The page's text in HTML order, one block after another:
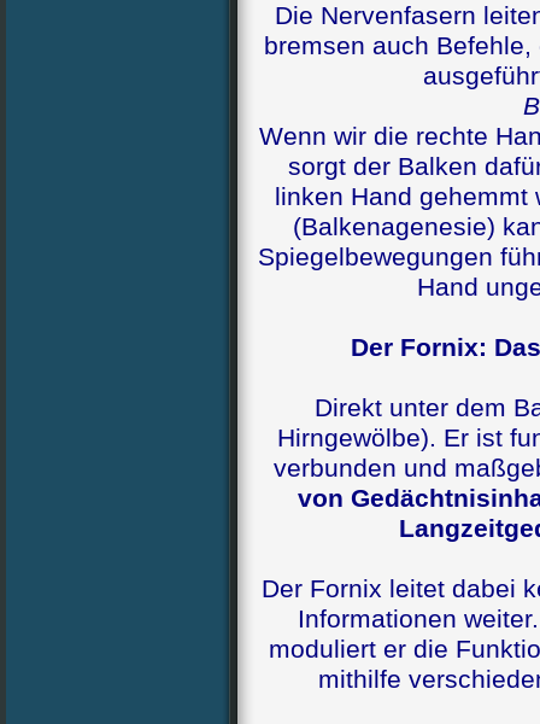
Die Nervenfasern
bremsen auch
Wenn wir die rechte
sorgt der Balken
linken Hand gehemmt
(Balkenagenesie)
Spiegelbewegungen
Hand
Der Fornix:
Direkt unter dem
Hirngewölbe). Er ist
verbunden und
von
Der Fornix leitet dabei
Informationen
moduliert er die
mithilfe